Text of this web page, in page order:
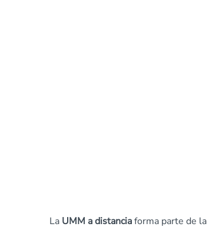
La UMM a distanciaforma parte de la